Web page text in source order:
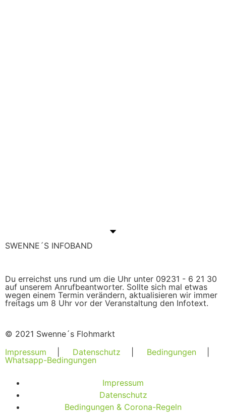
SWENNE´S INFOBAND
Du erreichst uns rund um die Uhr unter 09231 - 6 21 30
auf unserem Anrufbeantworter. Sollte sich mal etwas
wegen einem Termin verändern, aktualisieren wir immer
freitags um 8 Uhr vor der Veranstaltung den Infotext.
© 2021 Swenne´s Flohmarkt
Impressum
Datenschutz Bedingungen
Whatsapp-Bedingungen
Impressum
Datenschutz
Bedingungen & Corona-Regeln